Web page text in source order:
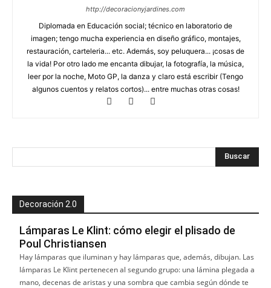
http://decoracionyjardines.com
Diplomada en Educación social; técnico en laboratorio de
imagen; tengo mucha experiencia en diseño gráfico, montajes,
restauración, carteleria... etc. Además, soy peluquera... ¡cosas de
la vida! Por otro lado me encanta dibujar, la fotografía, la música,
leer por la noche, Moto GP, la danza y claro está escribir (Tengo
algunos cuentos y relatos cortos)... entre muchas otras cosas!
Decoración 2.0
Lámparas Le Klint: cómo elegir el plisado de
Poul Christiansen
Hay lámparas que iluminan y hay lámparas que, además, dibujan. Las
lámparas Le Klint pertenecen al segundo grupo: una lámina plegada a
mano, decenas de aristas y una sombra que cambia según dónde te